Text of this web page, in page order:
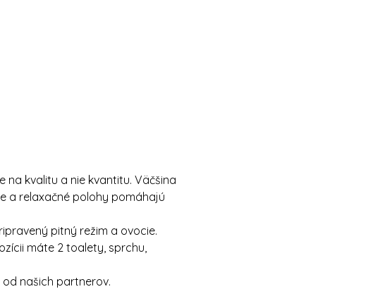
na kvalitu a nie kvantitu. Väčšina
a relaxačné polohy pomáhajú
pitný režim a ovocie.
máte 2 toalety, sprchu,
našich partnerov.